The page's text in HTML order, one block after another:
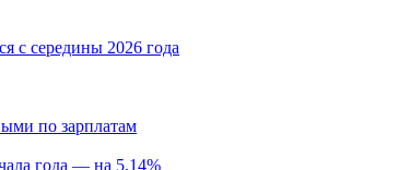
с середины 2026 года
по зарплатам
года — на 5,14%